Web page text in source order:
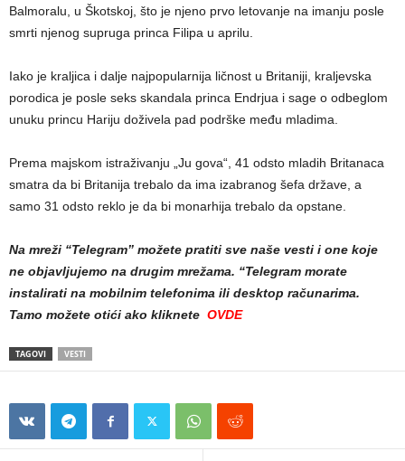
Balmoralu, u Škotskoj, što je njeno prvo letovanje na imanju posle
smrti njenog supruga princa Filipa u aprilu.
Iako je kraljica i dalje najpopularnija ličnost u Britaniji, kraljevska
porodica je posle seks skandala princa Endrjua i sage o odbeglom
unuku princu Hariju doživela pad podrške među mladima.
Prema majskom istraživanju „Ju gova“, 41 odsto mladih Britanaca
smatra da bi Britanija trebalo da ima izabranog šefa države, a
samo 31 odsto reklo je da bi monarhija trebalo da opstane.
Na mreži “Telegram” možete pratiti sve naše vesti i one koje
ne objavljujemo na drugim mrežama. “Telegram morate
instalirati na mobilnim telefonima ili desktop računarima.
Tamo možete otići ako kliknete OVDE
TAGOVI VESTI